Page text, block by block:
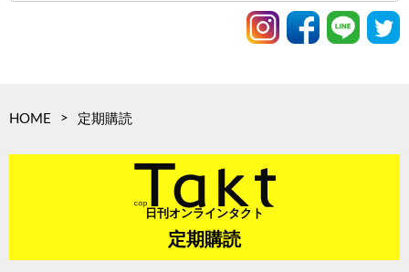
HOME > 定期購読
日刊オンラインタクト
定期購読